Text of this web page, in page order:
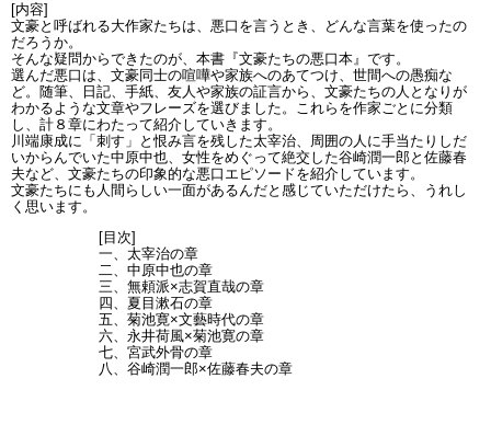
[内容]
文豪と呼ばれる大作家たちは、悪口を言うとき、どんな言葉を使ったの
だろうか。
そんな疑問からできたのが、本書『文豪たちの悪口本』です。
選んだ悪口は、文豪同士の喧嘩や家族へのあてつけ、世間への愚痴な
ど。随筆、日記、手紙、友人や家族の証言から、文豪たちの人となりが
わかるような文章やフレーズを選びました。これらを作家ごとに分類
し、計８章にわたって紹介していきます。
川端康成に「刺す」と恨み言を残した太宰治、周囲の人に手当たりしだ
いからんでいた中原中也、女性をめぐって絶交した谷崎潤一郎と佐藤春
夫など、文豪たちの印象的な悪口エピソードを紹介しています。
文豪たちにも人間らしい一面があるんだと感じていただけたら、うれし
く思います。
[目次]
一、太宰治の章
二、中原中也の章
三、無頼派×志賀直哉の章
四、夏目漱石の章
五、菊池寛×文藝時代の章
六、永井荷風×菊池寛の章
七、宮武外骨の章
八、谷崎潤一郎×佐藤春夫の章